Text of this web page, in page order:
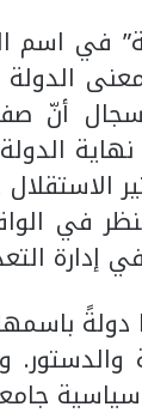
الدولة
أنّ
في
إدارة
سياسية